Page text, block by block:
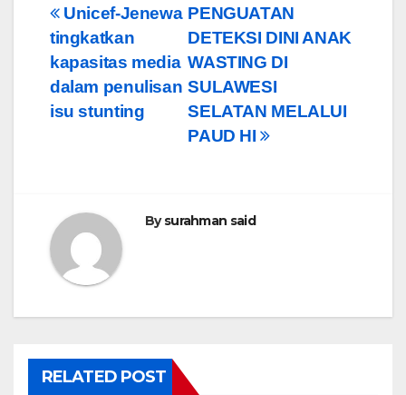
Post
navigation
PENGUATAN
DETEKSI DINI ANAK
WASTING DI
SULAWESI
SELATAN MELALUI
PAUD HI
Unicef-Jenewa
tingkatkan
kapasitas media
dalam penulisan
isu stunting
Bysurahman said
RELATED POST